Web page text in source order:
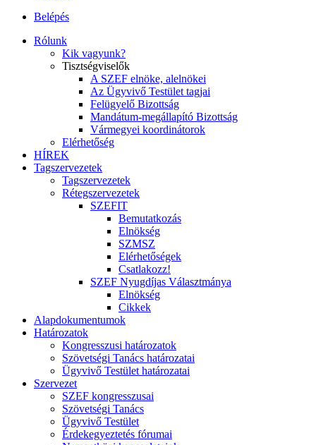
Belépés
Rólunk
Kik vagyunk?
Tisztségviselők
A SZEF elnöke, alelnökei
Az Ügyvivő Testület tagjai
Felügyelő Bizottság
Mandátum-megállapító Bizottság
Vármegyei koordinátorok
Elérhetőség
HÍREK
Tagszervezetek
Tagszervezetek
Rétegszervezetek
SZEFIT
Bemutatkozás
Elnökség
SZMSZ
Elérhetőségek
Csatlakozz!
SZEF Nyugdíjas Választmánya
Elnökség
Cikkek
Alapdokumentumok
Határozatok
Kongresszusi határozatok
Szövetségi Tanács határozatai
Ügyvivő Testület határozatai
Szervezet
SZEF kongresszusai
Szövetségi Tanács
Ügyvivő Testület
Érdekegyeztetés fórumai